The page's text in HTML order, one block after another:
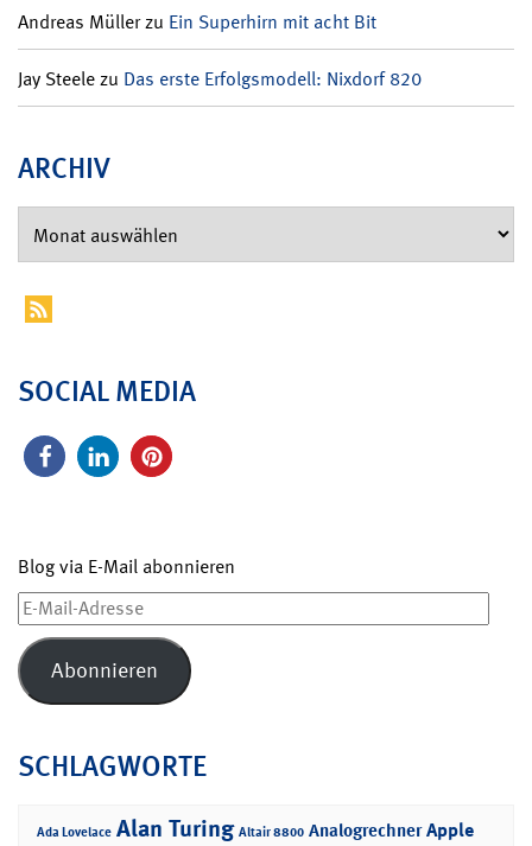
Andreas Müllerzu Ein Superhirn mit acht Bit
Jay Steelezu Das erste Erfolgsmodell: Nixdorf 820
ARCHIV
SOCIAL MEDIA
Blog via E-Mail abonnieren
E-
Mail-
Adresse
Abonnieren
SCHLAGWORTE
Ada Lovelace Alan Turing Altair 8800 Analogrechner Apple